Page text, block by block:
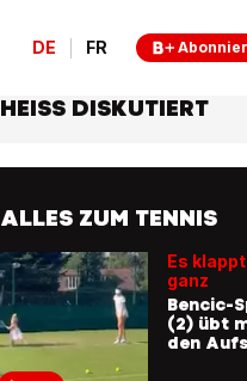
DE FR
ALLES ZUM TENNIS
Es
ganz
Bencic-
(2) übt
den
HEISS DISKUTIERT